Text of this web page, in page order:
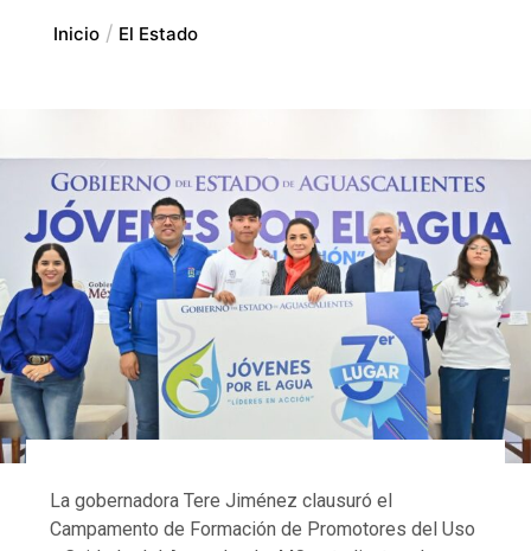
Inicio El Estado
La gobernadora Tere Jiménez clausuró el
Campamento de Formación de Promotores del Uso